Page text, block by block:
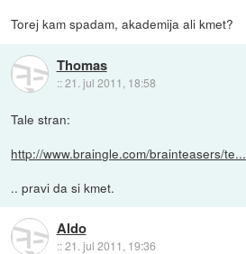
Torej kam spadam, akademija ali kmet?
Thomas
::21. jul 2011, 18:58
Tale stran:
http://www.braingle.com/brainteasers/te...
.. pravi da si kmet.
Aldo
::21. jul 2011, 19:36